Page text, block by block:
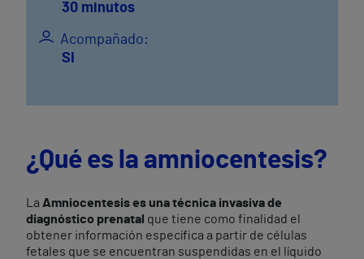
30 minutos
Acompañado:
SI
¿Qué es la amniocentesis?
La Amniocentesis es una técnica invasiva de
diagnóstico prenatal que tiene como finalidad el
obtener información específica a partir de células
fetales que se encuentran suspendidas en el líquido